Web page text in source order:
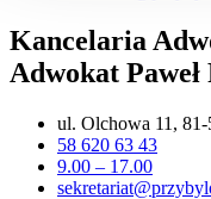
Kancelaria
Adwokat Paweł
ul. Olchowa 11,
58 620 63 43
9.00 – 17.00